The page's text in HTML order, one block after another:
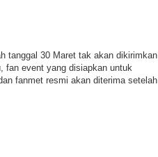
tanggal 30 Maret tak akan dikirimkan
fan event yang disiapkan untuk
fanmet resmi akan diterima setelah